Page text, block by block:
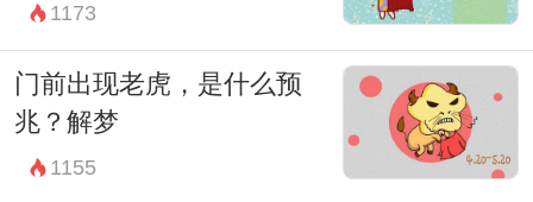
1173
门前出现老虎，是什么预
兆？解梦
1155